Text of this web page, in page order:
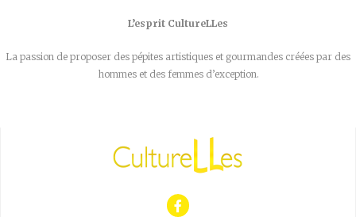
L’esprit CultureLLes
La passion de proposer des pépites artistiques et gourmandes créées par des
hommes et des femmes d’exception.